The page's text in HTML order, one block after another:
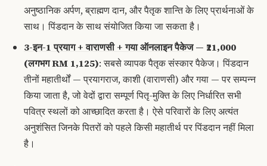
अनुष्ठानिक अर्पण, ब्राह्मण दान, और पैतृक शान्ति के लिए प्रार्थनाओं के
साथ। पिंडदान के साथ संयोजित किया जा सकता है।
3-इन-1 प्रयाग + वाराणसी + गया ऑनलाइन पैकेज— ₹21,000
(लगभग RM 1,125): सबसे व्यापक पैतृक संस्कार पैकेज। पिंडदान
तीनों महातीर्थों — प्रयागराज, काशी (वाराणसी) और गया — पर सम्पन्न
किया जाता है, जो वेदों द्वारा सम्पूर्ण पितृ-मुक्ति के लिए निर्धारित सभी
पवित्र स्थलों को आच्छादित करता है। ऐसे परिवारों के लिए अत्यंत
अनुशंसित जिनके पितरों को पहले किसी महातीर्थ पर पिंडदान नहीं मिला
है।